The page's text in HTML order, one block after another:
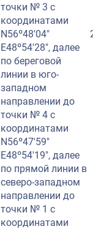
точки № 3 с
координатами
N56º48′04″
E48º54′28″, далее
по береговой
линии в юго-
западном
направлении до
точки № 4 с
координатами
N56º47′59″
E48º54′19″, далее
по прямой линии в
северо-западном
направлении до
точки № 1 с
координатами